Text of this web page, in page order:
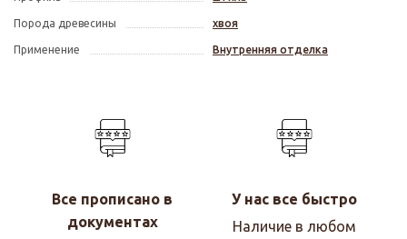
Порода древесины хвоя
Применение Внутренняя отделка
Все прописано в
документах
У нас все быстро
Наличие в любом